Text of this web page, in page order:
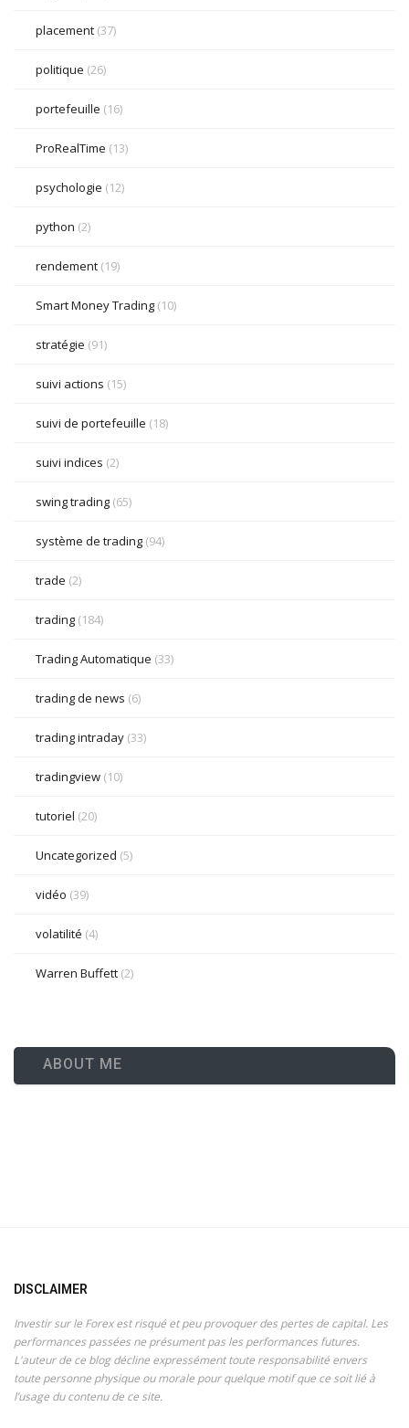
placement (37)
politique (26)
portefeuille (16)
ProRealTime (13)
psychologie (12)
python (2)
rendement (19)
Smart Money Trading (10)
stratégie (91)
suivi actions (15)
suivi de portefeuille (18)
suivi indices (2)
swing trading (65)
système de trading (94)
trade (2)
trading (184)
Trading Automatique (33)
trading de news (6)
trading intraday (33)
tradingview (10)
tutoriel (20)
Uncategorized (5)
vidéo (39)
volatilité (4)
Warren Buffett (2)
ABOUT ME
DISCLAIMER
Investir sur le Forex est risqué et peu provoquer des pertes de capital. Les
performances passées ne présument pas les performances futures.
L'auteur de ce blog décline expressément toute responsabilité envers
toute personne physique ou morale pour quelque motif que ce soit lié à
l’usage du contenu de ce site.